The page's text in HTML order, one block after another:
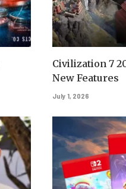
Civilization 7
New Features
July 1, 2026